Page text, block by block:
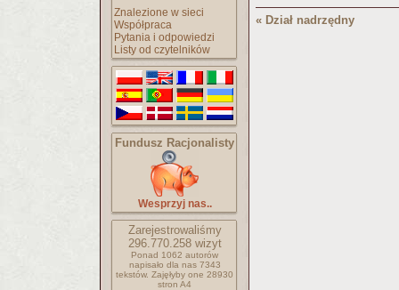
Znalezione w sieci
Współpraca
Pytania i odpowiedzi
Listy od czytelników
Fundusz Racjonalisty
Wesprzyj nas..
Zarejestrowaliśmy
296.770.258wizyt
Ponad 1062 autorów
napisało dla nas 7343
tekstów. Zajęłyby one 28930
stron A4
« Dział nadrzędny